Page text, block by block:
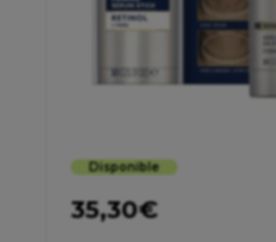
Disponible
35,30€